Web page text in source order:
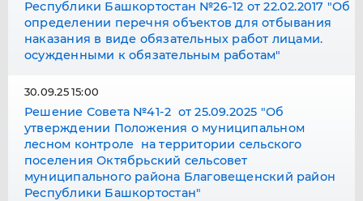
Республики Башкортостан №26-12 от 22.02.2017 "Об
определении перечня объектов для отбывания
наказания в виде обязательных работ лицами.
осужденными к обязательным работам"
Решение Совета №41-2 от 25.09.2025 "Об
утверждении Положения о муниципальном
лесном контроле на территории сельского
поселения Октябрьский сельсовет
муниципального района Благовещенский район
Республики Башкортостан"
30.09.25 15:00